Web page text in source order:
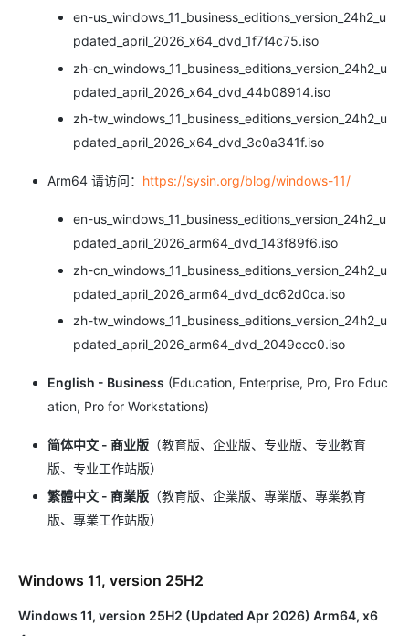
en-us_windows_11_business_editions_version_24h2_u
pdated_april_2026_x64_dvd_1f7f4c75.iso
zh-cn_windows_11_business_editions_version_24h2_u
pdated_april_2026_x64_dvd_44b08914.iso
zh-tw_windows_11_business_editions_version_24h2_u
pdated_april_2026_x64_dvd_3c0a341f.iso
Arm64 请访问： https://sysin.org/blog/windows-11/
en-us_windows_11_business_editions_version_24h2_u
pdated_april_2026_arm64_dvd_143f89f6.iso
zh-cn_windows_11_business_editions_version_24h2_u
pdated_april_2026_arm64_dvd_dc62d0ca.iso
zh-tw_windows_11_business_editions_version_24h2_u
pdated_april_2026_arm64_dvd_2049ccc0.iso
English - Business (Education, Enterprise, Pro, Pro Educ
ation, Pro for Workstations)
简体中文 - 商业版 （教育版、企业版、专业版、专业教育
版、专业工作站版）
繁體中文 - 商業版 （教育版、企業版、專業版、專業教育
版、專業工作站版）
Windows 11, version 25H2
Windows 11, version 25H2 (Updated Apr 2026) Arm64, x6